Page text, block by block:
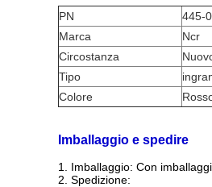
PN
445-
Marca
Ncr
Circostanza
Tipo
Colore
Imballaggio e spedire
1. Imballaggio: Con
2. Spedizione: